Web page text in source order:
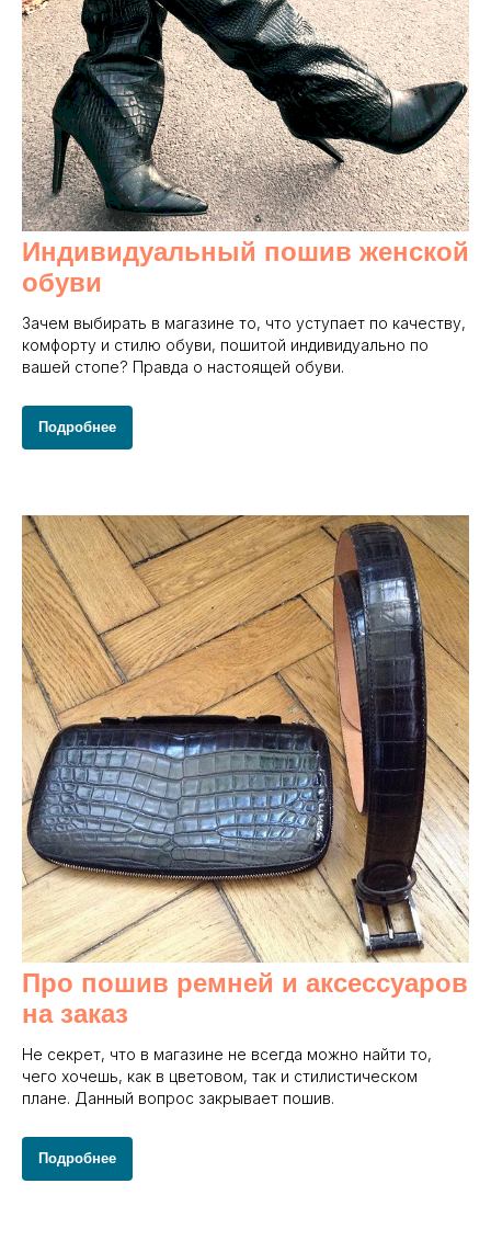
Индивидуальный пошив женской
обуви
Зачем выбирать в магазине то, что уступает по качеству,
комфорту и стилю обуви, пошитой индивидуально по
вашей стопе? Правда о настоящей обуви.
Подробнее
Про пошив ремней и аксессуаров
на заказ
Не секрет, что в магазине не всегда можно найти то,
чего хочешь, как в цветовом, так и стилистическом
плане. Данный вопрос закрывает пошив.
Подробнее